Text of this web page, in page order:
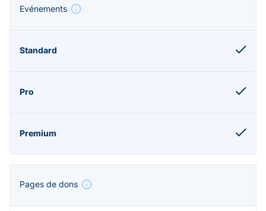
Evénements
Pages de dons